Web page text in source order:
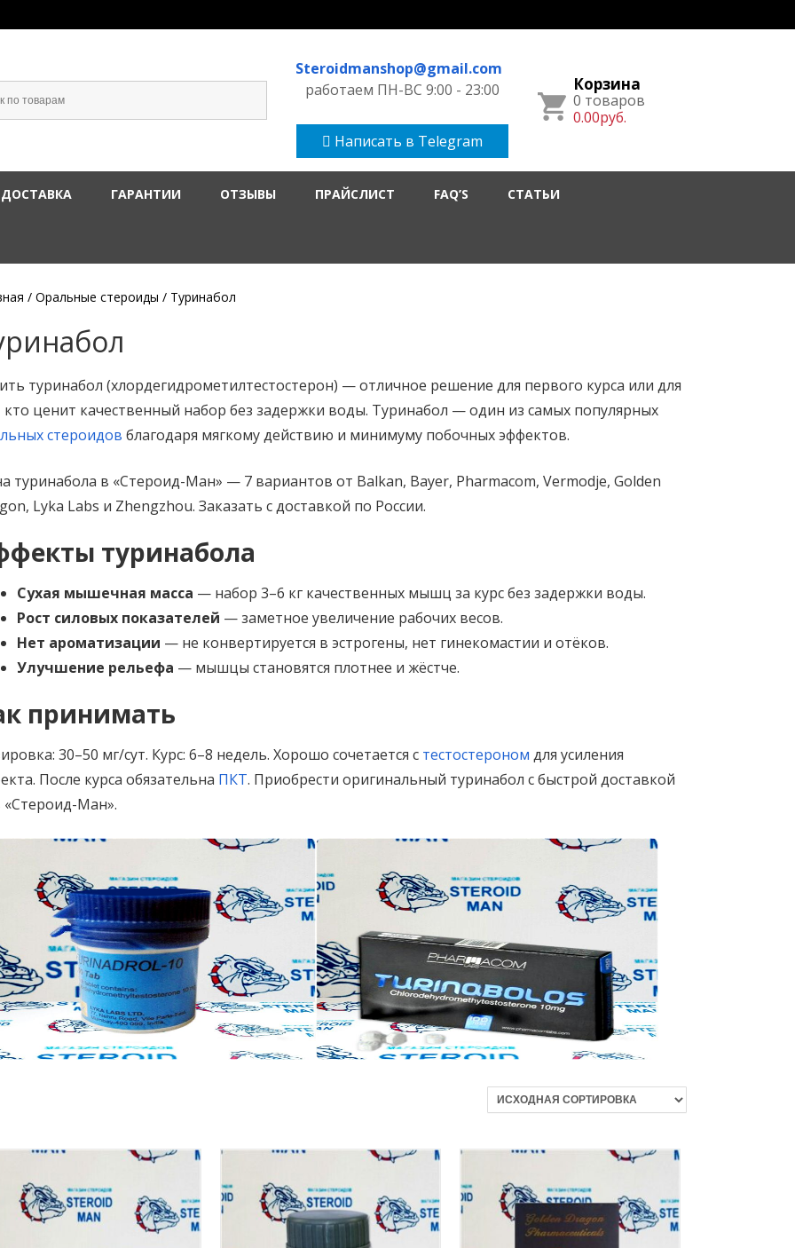
Steroidmanshop@gmail.com
работаем ПН-ВС 9:00 - 23:00
Написать в Telegram
Корзина
0 товаров
0.00руб.
ГАРАНТИИ ОТЗЫВЫ ПРАЙСЛИСТ FAQ’S СТАТЬИ
/ Оральные стероиды / Туринабол
туринабол (хлордегидрометилтестостерон) — отличное решение для первого курса или для
кто ценит качественный набор без задержки воды. Туринабол — один из самых популярных
стероидов благодаря мягкому действию и минимуму побочных эффектов.
туринабола в «Стероид-Ман» — 7 вариантов от Balkan, Bayer, Pharmacom, Vermodje, Golden
Lyka Labs и Zhengzhou. Заказать с доставкой по России.
туринабола
Сухая мышечная масса — набор 3–6 кг качественных мышц за курс без задержки воды.
Рост силовых показателей — заметное увеличение рабочих весов.
Нет ароматизации — не конвертируется в эстрогены, нет гинекомастии и отёков.
Улучшение рельефа — мышцы становятся плотнее и жёстче.
принимать
30–50 мг/сут. Курс: 6–8 недель. Хорошо сочетается с тестостероном для усиления
После курса обязательна ПКТ. Приобрести оригинальный туринабол с быстрой доставкой
Ман».